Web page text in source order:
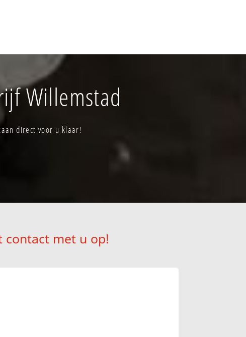
Willemstad
direct voor u klaar!
contact met u op!